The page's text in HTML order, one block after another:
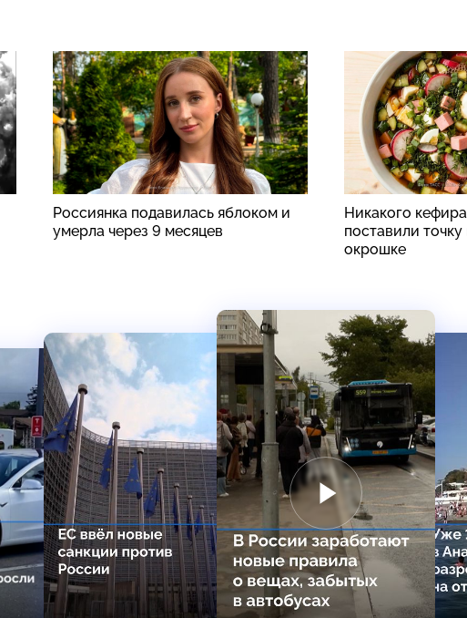
Россиянка подавилась яблоком и
умерла через 9 месяцев
Никакого
поставили
окрошке